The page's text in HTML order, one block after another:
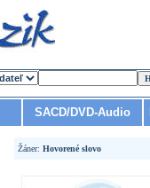
SACD/DVD-Audio
Žáner: Hovorené slovo